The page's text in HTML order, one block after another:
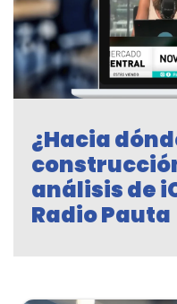
¿Hacia
análisis de
Radio Pauta